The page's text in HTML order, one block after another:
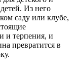
Из него
саду или клубе,
и терпения, и
превратится в